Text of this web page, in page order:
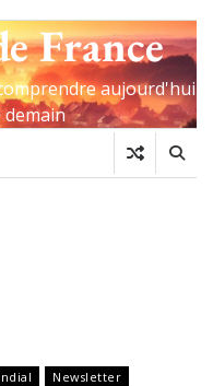
France
aujourd'hui
Newsletter